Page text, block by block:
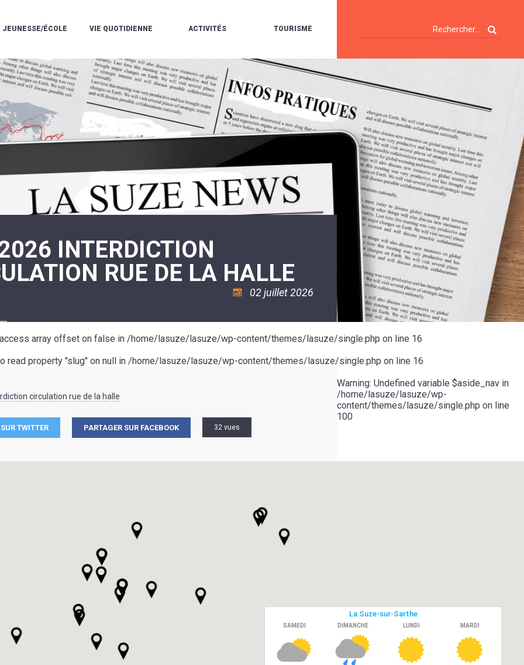
JEUNESSE/ÉCOLE
PÉRISCOLAIRE
VIE QUOTIDIENNE
ESPACE
VIE
SOCIALE
QUELQUES
RÈGLES
VIE
ENVIRONNEMENT
L'ASSAINISSEMENT
RÉSIDENCE
AUTONOMIE
LE
POLICE
MUNICIPALE
/
RISQUES
ACTIVITÉS
LA
MÉDIATHÈQUE
L'ÉCOLE
COMMUNAUTAIRE
DE
MUSIQUE
L'ÉCOLE
COMMUNAUTAIRE
DE
PISCINE
ASSOCIATIONS
TOURISME
LA
VISITES
ET
DÉCOUVERTES
LES
RANDONNÉES
CAMPING
CAMPING-
TENTES
ET
CARAVANES
HALTE
array offset on false in /home/lasuze/lasuze/wp-content/themes/lasuze/single.php on line 16
read property "slug" on null in /home/lasuze/lasuze/wp-content/themes/lasuze/single.php on line 16
INTERDICTION
RUE DE LA HALLE
02 juillet 2026
circulation rue de la halle
TWITTER PARTAGER SUR FACEBOOK 32 vues
Warning: Undefined variable $aside_nav in
/home/lasuze/lasuze/wp-
content/themes/lasuze/single.php on line
100